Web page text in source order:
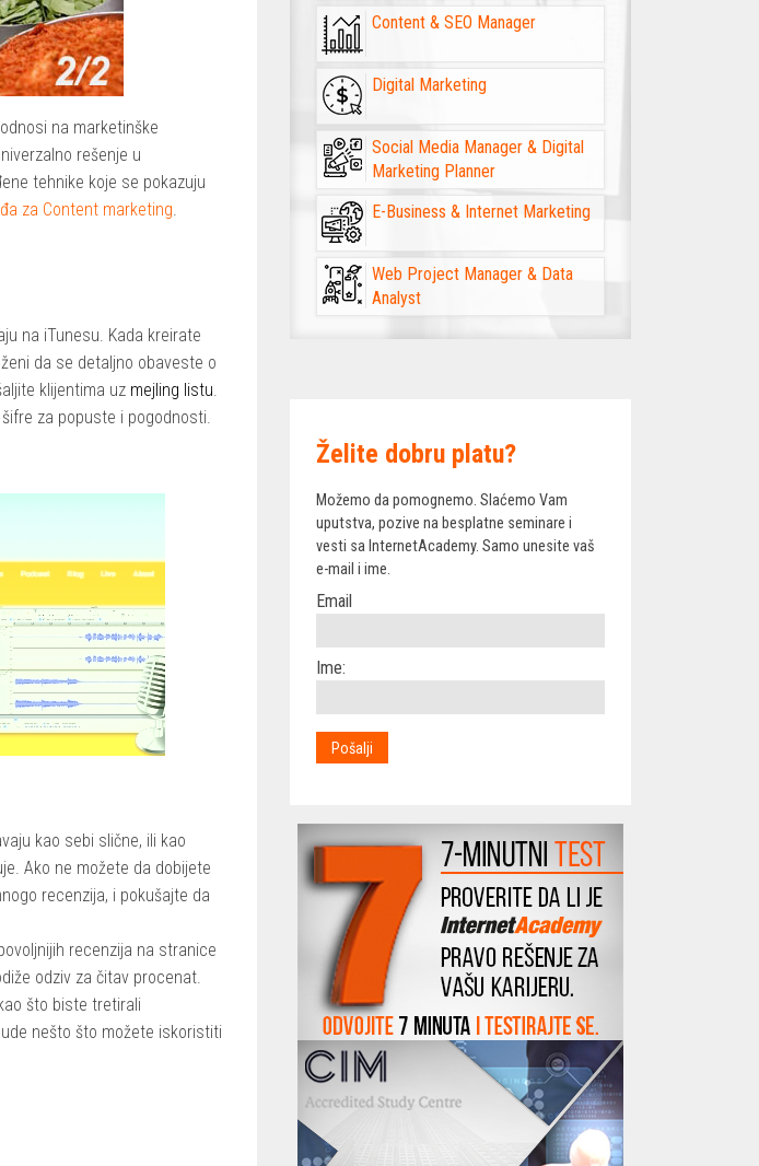
na marketinške
rešenje u
tehnike koje se pokazuju
za Content marketing.
na iTunesu. Kada kreirate
da se detaljno obaveste o
klijentima uz mejling listu.
za popuste i pogodnosti.
kao sebi slične, ili kao
Ako ne možete da dobijete
recenzija, i pokušajte da
recenzija na stranice
odziv za čitav procenat.
što biste tretirali
nešto što možete iskoristiti
Content & SEO Manager
Digital Marketing
Social Media Manager & Digital
Marketing Planner
E-Business & Internet Marketing
Web Project Manager & Data
Analyst
Želite dobru platu?
Možemo da pomognemo. Slaćemo Vam
uputstva, pozive na besplatne seminare i
vesti sa InternetAcademy. Samo unesite vaš
e-mail i ime.
Email
Ime: